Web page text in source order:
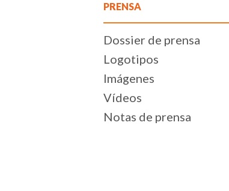
PRENSA
Dossier de prensa
Logotipos
Imágenes
Vídeos
Notas de prensa